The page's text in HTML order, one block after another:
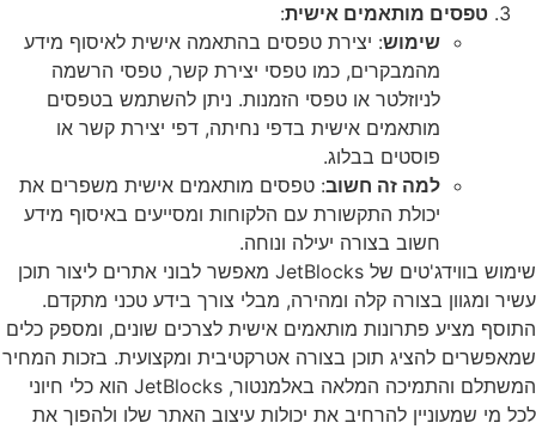
טפסים מותאמים אישית:
שימוש: יצירת טפסים בהתאמה אישית לאיסוף מידע
מהמבקרים, כמו טפסי יצירת קשר, טפסי הרשמה
לניוזלטר או טפסי הזמנות. ניתן להשתמש בטפסים
מותאמים אישית בדפי נחיתה, דפי יצירת קשר או
פוסטים בבלוג.
למה זה חשוב: טפסים מותאמים אישית משפרים את
יכולת התקשורת עם הלקוחות ומסייעים באיסוף מידע
חשוב בצורה יעילה ונוחה.
שימוש בווידג'טים של JetBlocks מאפשר לבוני אתרים ליצור תוכן
עשיר ומגוון בצורה קלה ומהירה, מבלי צורך בידע טכני מתקדם.
התוסף מציע פתרונות מותאמים אישית לצרכים שונים, ומספק כלים
שמאפשרים להציג תוכן בצורה אטרקטיבית ומקצועית. בזכות המחיר
המשתלם והתמיכה המלאה באלמנטור, JetBlocks הוא כלי חיוני
לכל מי שמעוניין להרחיב את יכולות עיצוב האתר שלו ולהפוך את